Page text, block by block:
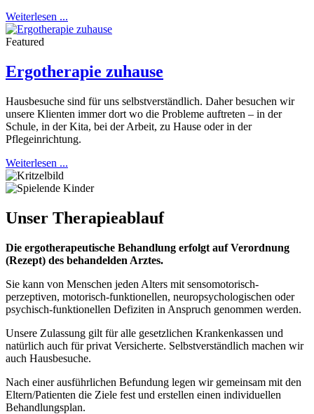
Weiterlesen ...
Featured
Ergotherapie zuhause
Hausbesuche sind für uns selbstverständlich. Daher besuchen wir
unsere Klienten immer dort wo die Probleme auftreten – in der
Schule, in der Kita, bei der Arbeit, zu Hause oder in der
Pflegeinrichtung.
Weiterlesen ...
Unser Therapieablauf
Die ergotherapeutische Behandlung erfolgt auf Verordnung
(Rezept) des behandelden Arztes.
Sie kann von Menschen jeden Alters mit sensomotorisch-
perzeptiven, motorisch-funktionellen, neuropsychologischen oder
psychisch-funktionellen Defiziten in Anspruch genommen werden.
Unsere Zulassung gilt für alle gesetzlichen Krankenkassen und
natürlich auch für privat Versicherte. Selbstverständlich machen wir
auch Hausbesuche.
Nach einer ausführlichen Befundung legen wir gemeinsam mit den
Eltern/Patienten die Ziele fest und erstellen einen individuellen
Behandlungsplan.